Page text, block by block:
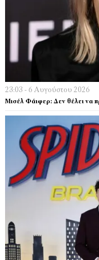
23:03 - 6 Αυγούστου 2026
Μισέλ Φάιφερ: Δεν θέλει να